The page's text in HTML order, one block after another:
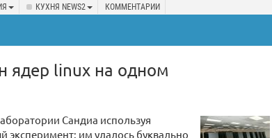
КУХНЯ NEWS2 КОММЕНТАРИИ
ядер linux на одном
Сандиа используя
им удалось буквально